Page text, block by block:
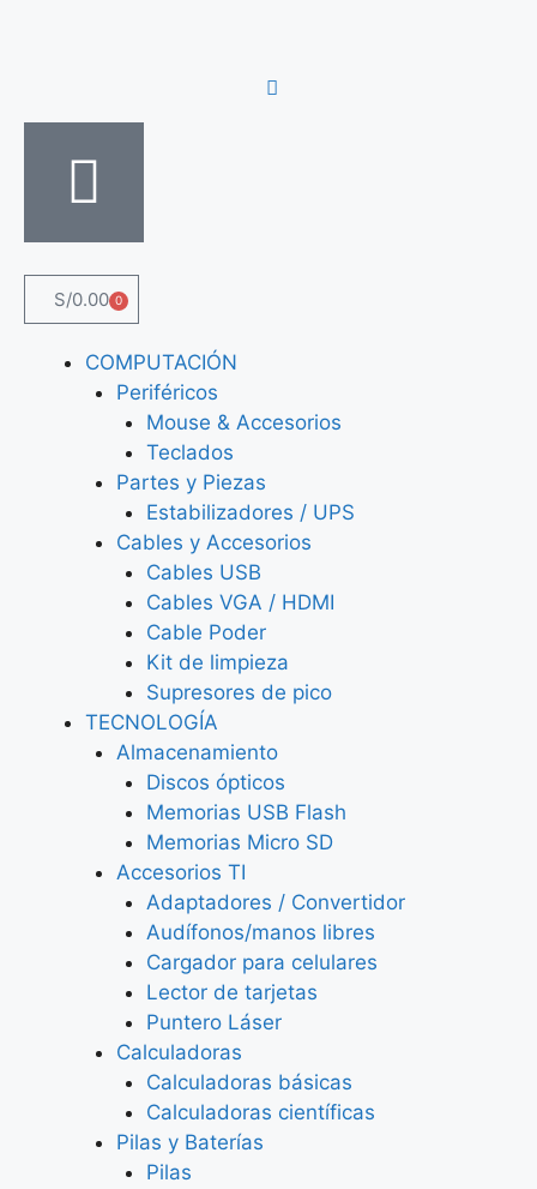
S/0.00 0
COMPUTACIÓN
Periféricos
Mouse & Accesorios
Teclados
Partes y Piezas
Estabilizadores / UPS
Cables y Accesorios
Cables USB
Cables VGA / HDMI
Cable Poder
Kit de limpieza
Supresores de pico
TECNOLOGÍA
Almacenamiento
Discos ópticos
Memorias USB Flash
Memorias Micro SD
Accesorios TI
Adaptadores / Convertidor
Audífonos/manos libres
Cargador para celulares
Lector de tarjetas
Puntero Láser
Calculadoras
Calculadoras básicas
Calculadoras científicas
Pilas y Baterías
Pilas